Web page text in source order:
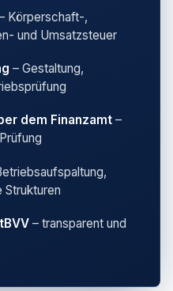
Körperschaft-,
und Umsatzsteuer
– Gestaltung,
dem Finanzamt –
Strukturen
– transparent und